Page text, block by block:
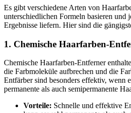
Es gibt verschiedene Arten von
unterschiedlichen Formeln basieren und
Ergebnisse liefern. Hier sind die
1. Chemische Haarfarben-
Chemische Haarfarben-Entferner
die Farbmoleküle aufbrechen und die
Entfärber sind besonders effektiv, wenn
permanente als auch semipermanente
Vorteile: Schnelle und effektive